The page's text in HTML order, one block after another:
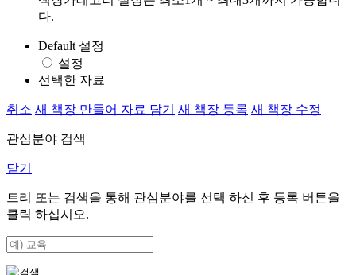
다.
Default 설정
설정
선택한 자료
취소 새 책장 만들어 자료 담기 새 책장 등록 새 책장 수정
관심분야 검색
닫기
트리 또는 검색을 통해 관심분야를 선택 하신 후 등록 버튼을
클릭 하십시오.